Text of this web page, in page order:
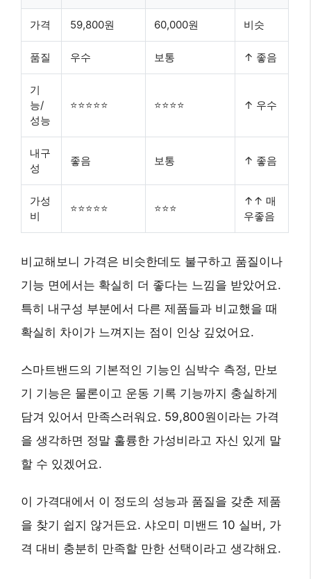
가격 59,800원 60,000원 비슷
품질 우수 보통 ↑ 좋음
기
능/
성능
⭐⭐⭐⭐⭐ ⭐⭐⭐⭐ ↑ 우수
내구
성
좋음 보통 ↑ 좋음
가성
비
⭐⭐⭐⭐⭐ ⭐⭐⭐
↑↑ 매
우좋음
비교해보니 가격은 비슷한데도 불구하고 품질이나
기능 면에서는 확실히 더 좋다는 느낌을 받았어요.
특히 내구성 부분에서 다른 제품들과 비교했을 때
확실히 차이가 느껴지는 점이 인상 깊었어요.
스마트밴드의 기본적인 기능인 심박수 측정, 만보
기 기능은 물론이고 운동 기록 기능까지 충실하게
담겨 있어서 만족스러워요. 59,800원이라는 가격
을 생각하면 정말 훌륭한 가성비라고 자신 있게 말
할 수 있겠어요.
이 가격대에서 이 정도의 성능과 품질을 갖춘 제품
을 찾기 쉽지 않거든요. 샤오미 미밴드 10 실버 , 가
격 대비 충분히 만족할 만한 선택이라고 생각해요.